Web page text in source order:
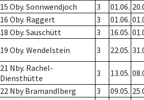
15 Oby. Sonnwendjoch 3 01.06.
16 Oby. Raggert 3 01.06.
18 Oby. Sauschütt 3 16.05.
19 Oby. Wendelstein 3 22.05.
21 Nby. Rachel-
Diensthütte
3 13.05.
22 Nby Bramandlberg 3 09.05.